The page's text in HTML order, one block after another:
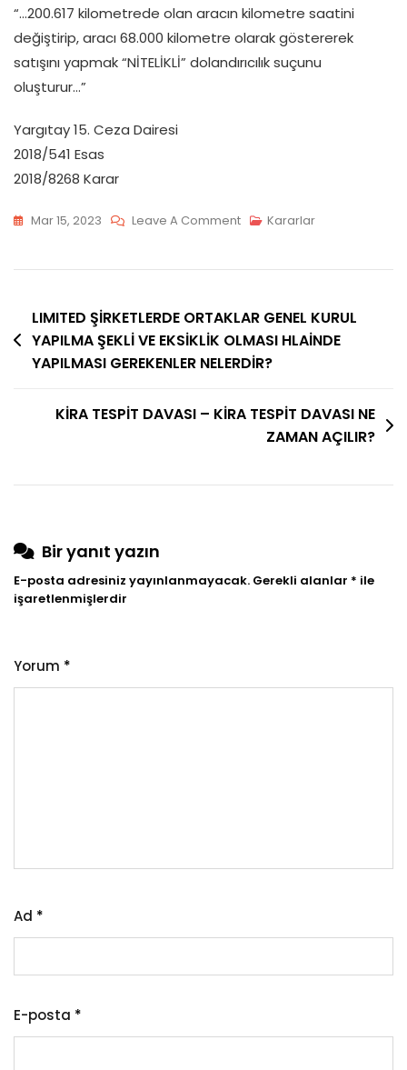
“…200.617 kilometrede olan aracın kilometre saatini
değiştirip, aracı 68.000 kilometre olarak göstererek
satışını yapmak “NİTELİKLİ” dolandırıcılık suçunu
oluşturur…”
Yargıtay 15. Ceza Dairesi
2018/541 Esas
2018/8268 Karar
Mar 15, 2023 Leave A CommentOn
KİLOMETRESİNDE
HALİNDE
DOLANDIRICILIK
OLUR
Kararlar
Yazı
gezinmesi
LIMITED ŞİRKETLERDE ORTAKLAR GENEL KURUL
YAPILMA ŞEKLİ VE EKSİKLİK OLMASI HLAİNDE
YAPILMASI GEREKENLER NELERDİR?
KİRA TESPİT DAVASI – KİRA TESPİT DAVASI NE
ZAMAN AÇILIR?
Bir yanıt yazın
E-posta adresiniz yayınlanmayacak. Gerekli alanlar * ile
işaretlenmişlerdir
Yorum *
Ad *
E-posta *